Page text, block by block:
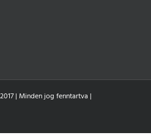
| Minden jog fenntartva |